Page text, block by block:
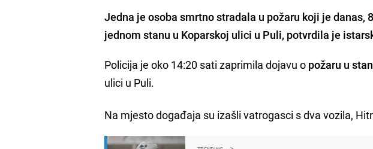
Jedna je osoba smrtno stradala u požaru koji je
jednom stanu u Koparskoj ulici u Puli, potvrdila je
Policija je oko 14:20 sati zaprimila dojavu o požaru u
ulici u Puli.
Na mjesto događaja su izašli vatrogasci s dva vozila,